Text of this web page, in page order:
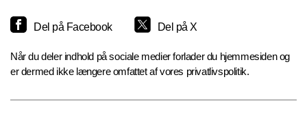
Del på Facebook Del på X
Når du deler indhold på sociale medier forlader du hjemmesiden og
er dermed ikke længere omfattet af vores privatlivspolitik.